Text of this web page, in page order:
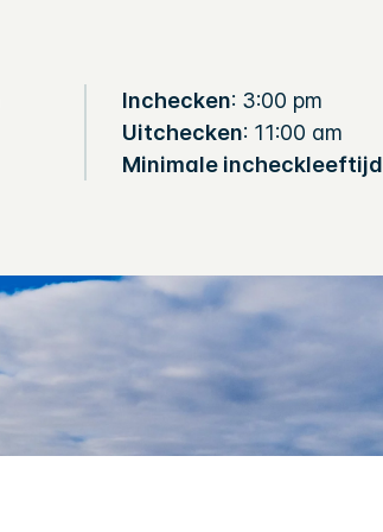
Inchecken: 3:00 pm
Uitchecken: 11:00 am
Minimale incheckleeftijd